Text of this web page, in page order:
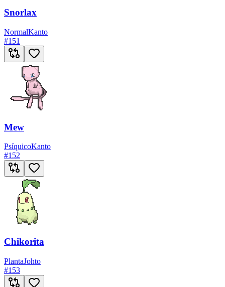
Snorlax
NormalKanto
#151
Mew
PsíquicoKanto
#152
Chikorita
PlantaJohto
#153